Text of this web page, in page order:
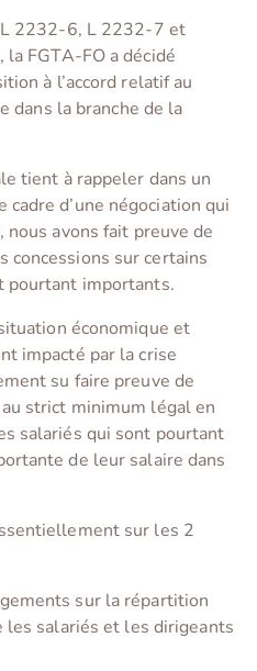
L 2232-6, L 2232-7 et
FGTA-FO a décidé
à l’accord relatif au
dans la branche de la
tient à rappeler dans un
d’une négociation qui
nous avons fait preuve de
concessions sur certains
pourtant importants.
économique et
impacté par la crise
su faire preuve de
strict minimum légal en
salariés qui sont pourtant
de leur salaire dans
sur les 2
sur la répartition
salariés et les dirigeants